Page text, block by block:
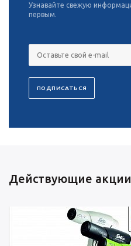
Узнавайте свежую
первым.
Действующие акции